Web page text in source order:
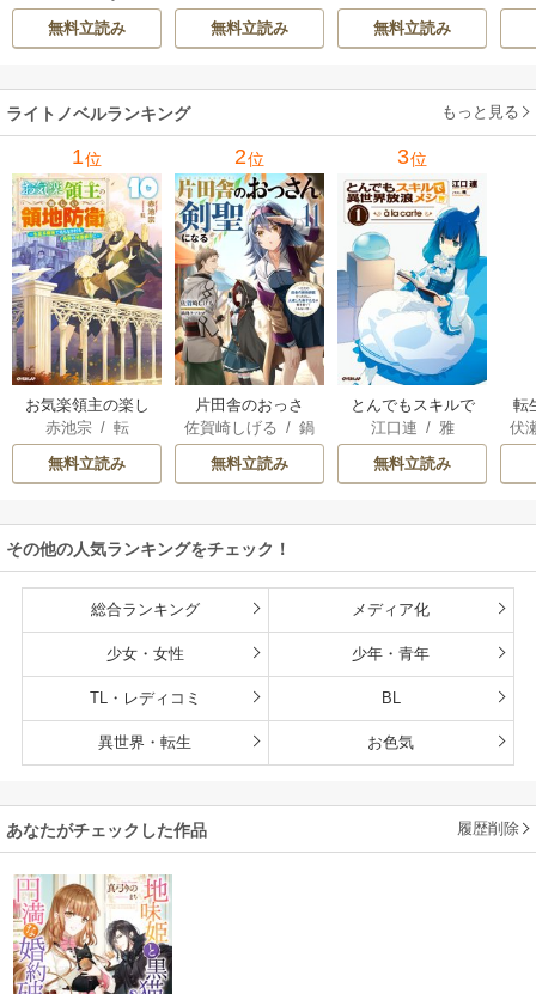
版］ 187巻
呉聖華
無料立読み
いなこと全部シて
ほしい【電子ＳＳ
無料立読み
嬢の案外楽しい領
地改革～ 4巻
リ
無料立読み
ライトノベルランキング もっと見る
1位
お気楽領主の楽し
い領地防衛
赤池宗/ 転
無料立読み
2位
片田舎のおっさ
ん、剣聖になる
～ただの田舎の剣
術師範だったの
たちが俺を放って
くれない件～
佐賀崎しげる /鍋
島テツヒロ
無料立読み
3位
とんでもスキルで
異世界放浪メシ
江口連 / 雅
無料立読み
転
伏
その他の人気ランキングをチェック！
総合ランキング メディア化
少女・女性 少年・青年
TL・レディコミ BL
異世界・転生 お色気
あなたがチェックした作品 履歴削除